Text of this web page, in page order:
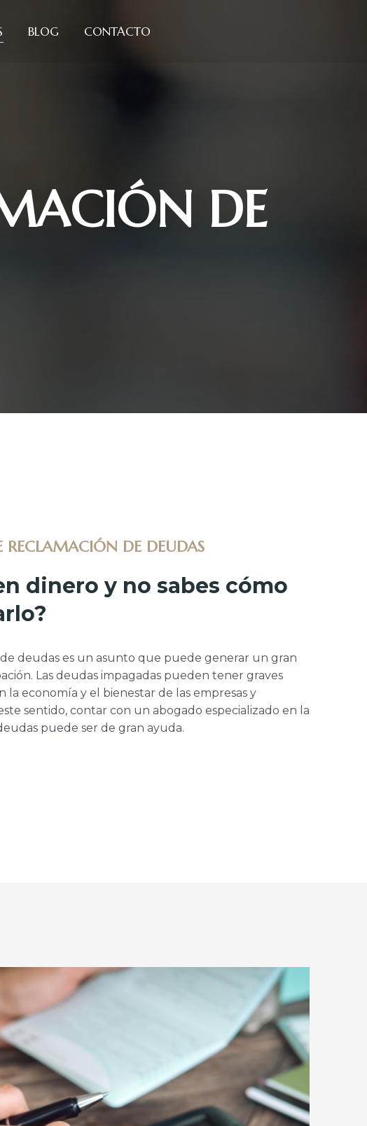
BLOG CONTACTO
DE
RECLAMACIÓN DE DEUDAS
dinero y no sabes cómo
deudas es un asunto que puede generar un gran
Las deudas impagadas pueden tener graves
la economía y el bienestar de las empresas y
sentido, contar con un abogado especializado en la
puede ser de gran ayuda.